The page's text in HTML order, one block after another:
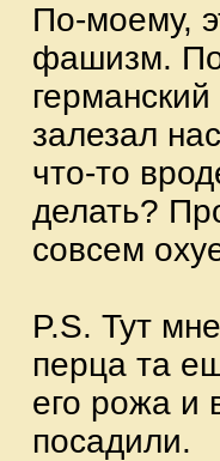
По-моему,
фашизм.
залезал
что-то
делать?
совсем
P.S. Тут
перца та
его рожа и
посадили.